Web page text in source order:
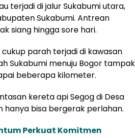
terjadi di jalur Sukabumi utara,
Sukabumi. Antrean
siang hingga sore hari.
parah terjadi di kawasan
Sukabumi menuju Bogor tampak
beberapa kilometer.
kereta api Segog di Desa
hanya bisa bergerak perlahan.
Perkuat Komitmen